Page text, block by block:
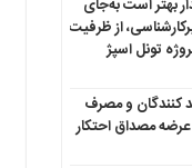
بهتر است به‌جای
از ظرفیت
تونل اسپژ
کنندگان و مصرف
مصداق احتکار